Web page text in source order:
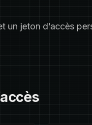
un jeton d’accès